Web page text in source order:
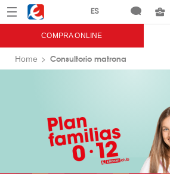
Menú Eroski
COMPRA ONLINE
Home Consultorio matrona